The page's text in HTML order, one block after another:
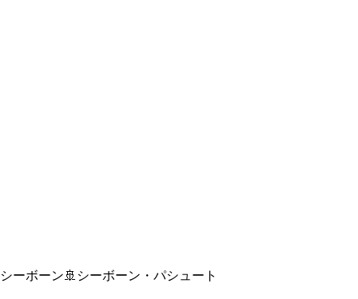
シーボーン 🚢 シーボーン・パシュート